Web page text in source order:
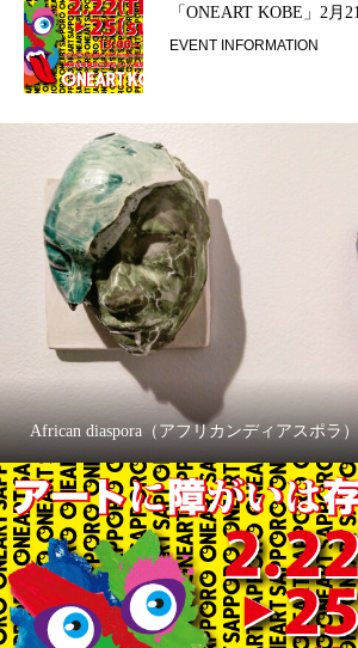
「ONEART KOBE」2月
EVENT INFORMATION
African diaspora（アフリカンディアスポラ